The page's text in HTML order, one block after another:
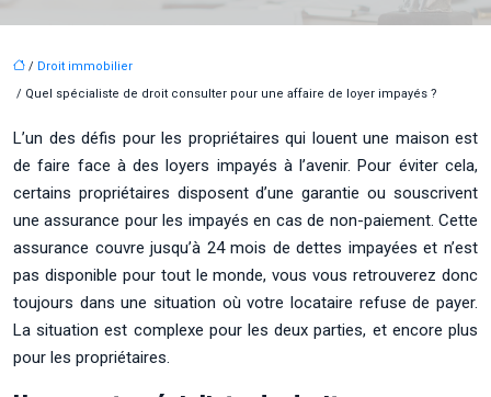
/ Droit immobilier
/ Quel spécialiste de droit consulter pour une affaire de loyer impayés ?
L’un des défis pour les propriétaires qui louent une maison est
de faire face à des loyers impayés à l’avenir. Pour éviter cela,
certains propriétaires disposent d’une garantie ou souscrivent
une assurance pour les impayés en cas de non-paiement. Cette
assurance couvre jusqu’à 24 mois de dettes impayées et n’est
pas disponible pour tout le monde, vous vous retrouverez donc
toujours dans une situation où votre locataire refuse de payer.
La situation est complexe pour les deux parties, et encore plus
pour les propriétaires.